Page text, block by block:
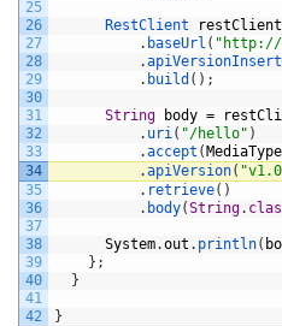
25
26
27
28
29
30
31
32
33
34
35
36
37
38
39
40
41
42
RestClient restClient
. baseUrl ( "http://
.
. build ( ) ;
String body =
. uri ( "/hello" )
.accept (MediaType
.apiVersion(
. retrieve( )
. body(String.
System.out . println(
} ;
}
}